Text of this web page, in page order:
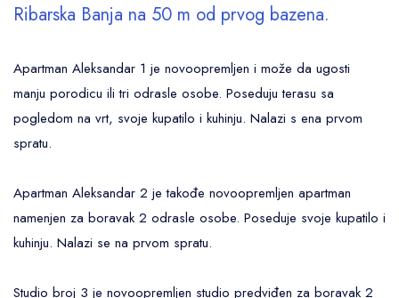
Ribarska Banja na 50 m od prvog bazena.
Apartman Aleksandar 1 je novoopremljen i može da ugosti
manju porodicu ili tri odrasle osobe. Poseduju terasu sa
pogledom na vrt, svoje kupatilo i kuhinju. Nalazi s ena prvom
spratu.
Apartman Aleksandar 2 je takođe novoopremljen apartman
namenjen za boravak 2 odrasle osobe. Poseduje svoje kupatilo i
kuhinju. Nalazi se na prvom spratu.
Studio broj 3 je novoopremljen studio predviđen za boravak 2